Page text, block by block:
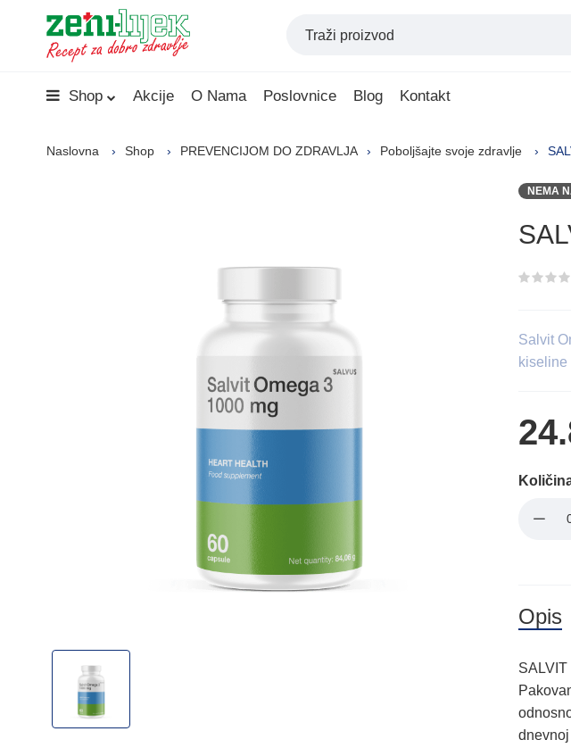
Shop Akcije O Nama Poslovnice Blog Kontakt
Naslovna Shop PREVENCIJOM DO ZDRAVLJA Poboljšajte svoje zdravlje
NEMA
Ocjena
Salvit
Opis